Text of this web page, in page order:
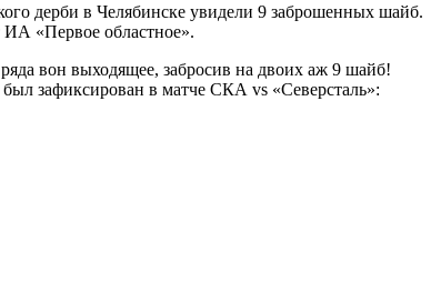
дерби в Челябинске увидели 9 заброшенных шайб.
ИА «Первое областное».
вон выходящее, забросив на двоих аж 9 шайб!
зафиксирован в матче СКА vs «Северсталь»: